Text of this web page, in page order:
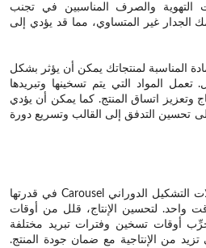
التهوية والصرف المناسبين في تجنب
الجدار غير المتساوي، مما قد يؤدي إلى
المناسبة لمنتجاتك يمكن أن يؤثر بشكل
المواد التي يتم تسخينها وتبريدها
وتعزيز اتساق المنتج. كما يمكن أن يؤدي
تحسين التدفق إلى القالب وتسريع دورة
تتمثل إحدى المزايا الرئيسية لآلات التشكيل الدوراني Carousel في قدرتها
واحد. لتحسين الإنتاج، قلل من أوقات
جرِّب أوقات تسخين وفترات تبريد مختلفة
تزيد من الإنتاجية مع ضمان جودة المنتج.